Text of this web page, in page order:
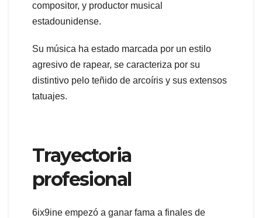
compositor, y productor musical
estadounidense.
Su música ha estado marcada por un estilo
agresivo de rapear, se caracteriza por su
distintivo pelo teñido de arcoíris y sus extensos
tatuajes.
Trayectoria
profesional
6ix9ine empezó a ganar fama a finales de